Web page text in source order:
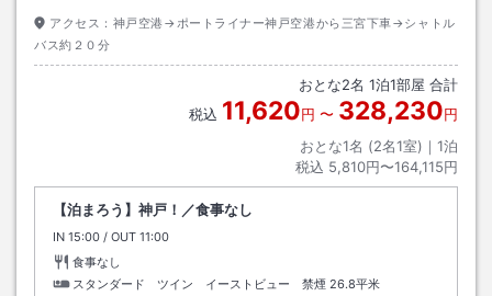
アクセス： 神戸空港→ポートライナー神戸空港から三宮下車→シャトル
バス約２０分
おとな2名 1泊1部屋 合計
税込 11,620円 〜 328,230円
おとな1名 (2名1室)｜ 1泊
税込 5,810円〜164,115円
【泊まろう】神戸！／食事なし
IN チェックイン
15:00 / OUT チェックアウト
11:00
食事なし
スタンダード ツイン イーストビュー 禁煙 26.8平米